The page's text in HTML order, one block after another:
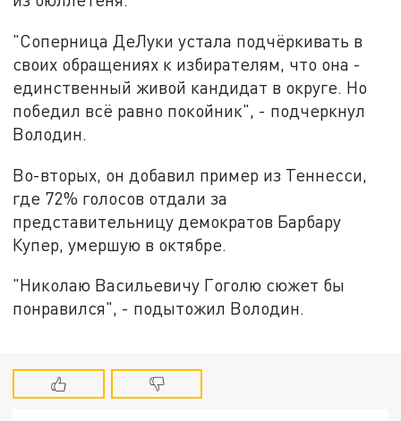
"Соперница ДеЛуки устала подчёркивать в
своих обращениях к избирателям, что она -
единственный живой кандидат в округе. Но
победил всё равно покойник", - подчеркнул
Володин.
Во-вторых, он добавил пример из Теннесси,
где 72% голосов отдали за
представительницу демократов Барбару
Купер, умершую в октябре.
"Николаю Васильевичу Гоголю сюжет бы
понравился", - подытожил Володин.